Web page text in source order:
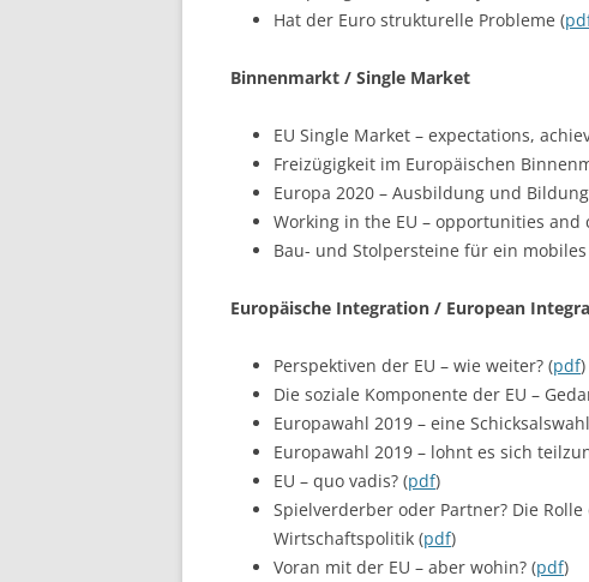
Hat der Euro strukturelle Probleme (
Binnenmarkt / Single Market
EU Single Market – expectations,
Freizügigkeit im Europäischen
Europa 2020 – Ausbildung und
Working in the EU – opportunities and
Bau- und Stolpersteine für ein
Europäische Integration / European
Perspektiven der EU – wie weiter? (pdf)
Die soziale Komponente der EU –
Europawahl 2019 – eine
Europawahl 2019 – lohnt es sich
EU – quo vadis? (pdf)
Spielverderber oder Partner? Die
Wirtschaftspolitik (pdf)
Voran mit der EU – aber wohin? (pdf)